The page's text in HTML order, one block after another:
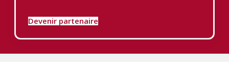
Devenir partenaire